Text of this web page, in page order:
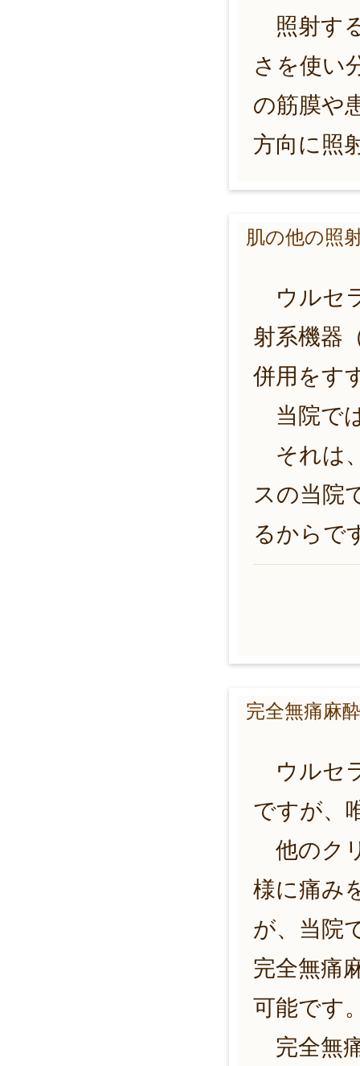
照射す
さを使い
の筋膜や
方向に照
肌の他の照
ウルセ
射系機器
併用をす
当院で
それは
スの当院
るからで
完全無痛麻
ウルセ
ですが、
他のク
様に痛み
が、当院
完全無痛
可能です
完全無